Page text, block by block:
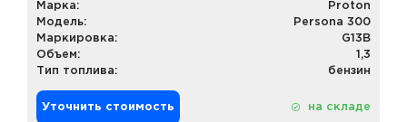
Марка:
Proton
Модель:
Persona 300
Маркировка:
G13B
Объем:
1,3
Тип топлива:
бензин
Уточнить стоимость на складе